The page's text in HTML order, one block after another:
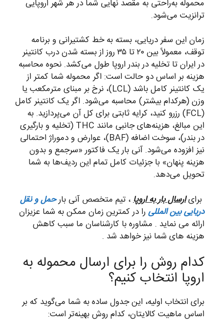
محموله به‌راحتی به مقصد نهایی شما در هر شهر اروپایی
ترانزیت می‌شود.
زمان این سفر دریایی، بسته به خط کشتیرانی و برنامه
توقف، معمولاً بین ۲۰ تا ۳۵ روز از بسته شدن درب کانتینر
در ایران تا تخلیه در بندر اروپا طول می‌کشد. نحوه محاسبه
هزینه بر اساس دو حالت است: اگر محموله شما کمتر از
یک کانتینر کامل باشد (LCL)، نرخ بر مبنای مترمکعب یا
وزن (هرکدام بیشتر) محاسبه می‌شود. اگر یک کانتینر کامل
(FCL) رزرو کنید، کرایه ثابتی برای کل آن می‌پردازید. به
این مبالغ، هزینه‌های جانبی مانند THC (تخلیه و بارگیری
در بندر)، سوخت اضافه (BAF)، عوارض و دموراژ احتمالی
نیز افزوده می‌شود. آنی بار یک فاکتور «سرجمع و بدون
هزینه پنهان» با جزئیات کامل تمام این ردیف‌ها به شما
تحویل می‌دهد.
برایارسال بار به اروپا، تیم متخصص آنی بارحمل و نقل
دریایی بین المللی را در کمترین زمان ممکن به شما عزیزان
ارائه می نماید . مشاوره با کارشناسان ما سبب کاهش
هزینه های شما نیز خواهد شد .
کدام روش را برای ارسال محموله به
اروپا انتخاب کنیم؟
برای انتخاب اولیه، این جدول ساده به شما می‌گوید که بر
اساس ماهیت کالایتان، کدام روش بهینه‌تر است: